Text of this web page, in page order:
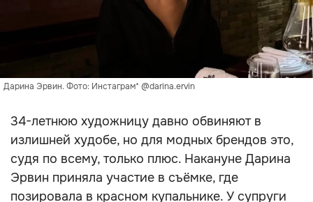
Дарина Эрвин. Фото: Инстаграм* @darina.ervin
34-летнюю художницу давно обвиняют в
излишней худобе, но для модных брендов это,
судя по всему, только плюс. Накануне Дарина
Эрвин приняла участие в съёмке, где
позировала в красном купальнике. У супруги